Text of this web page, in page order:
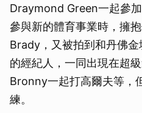
Draymond Green一起參
參與新的體育事業時，擁
Brady，又被拍到和丹佛
的經紀人，一同出現在超
Bronny一起打高爾夫等，
練。